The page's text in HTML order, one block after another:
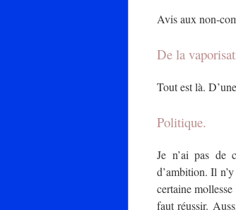
Avis aux non-
De la
Tout est là.
Politique.
Je n’ai pas de
d’ambition. Il
certaine
faut réussir.